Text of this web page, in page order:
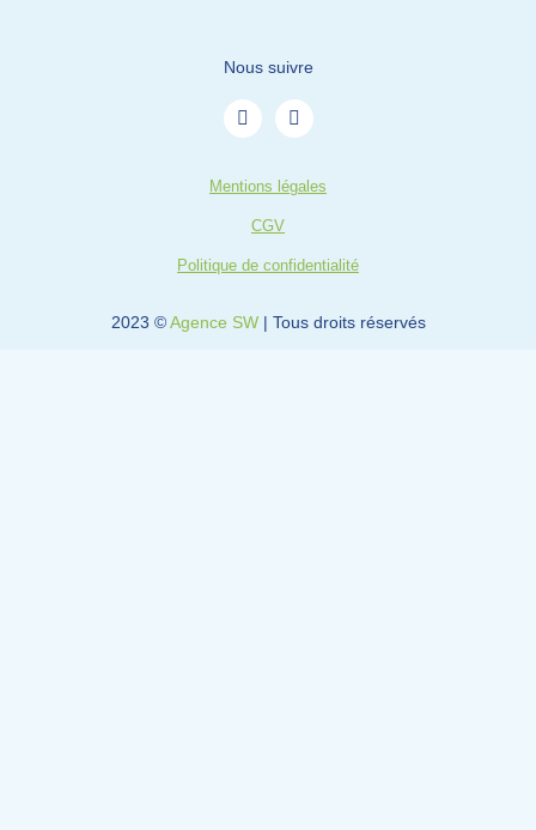
Nous suivre
L
i
n
e
-
i
Y
o
u
u
b
Mentions légales
CGV
Politique de confidentialité
2023 © Agence SW| Tous droits réservés